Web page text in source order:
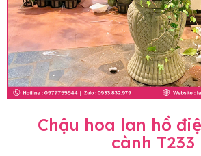
Chậu hoa lan hồ
cành T233